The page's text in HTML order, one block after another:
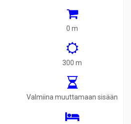
0 m
300 m
Valmiina muuttamaan sisään